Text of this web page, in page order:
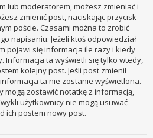
lub moderatorem, możesz zmieniać i
zmienić post, naciskając przycisk
poście. Czasami można to zrobić
napisaniu. Jeżeli ktoś odpowiedział
pojawi się informacja ile razy i kiedy
Informacja ta wyświetli się tylko wtedy,
kolejny post. Jeśli post zmienił
ta nie zostanie wyświetlona.
zostawić notatkę z informacją,
użytkownicy nie mogą usuwać
ich postem nowy post.